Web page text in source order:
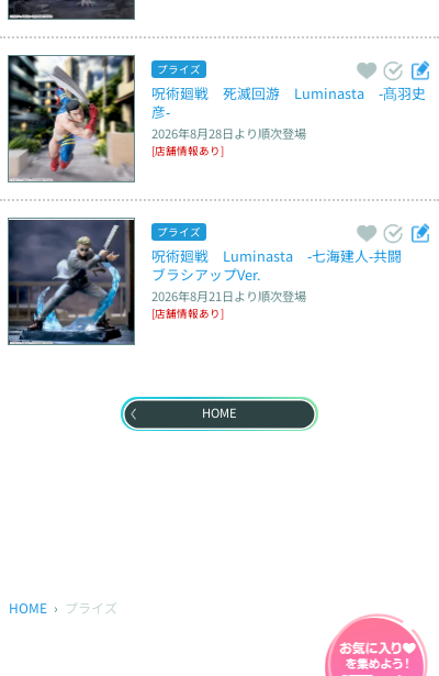
プライズ
呪術廻戦　死滅回游　Luminasta　‐髙羽史
彦‐
2026年8月28日より順次登場
[店舗情報あり]
プライズ
呪術廻戦　Luminasta　‐七海建人‐共闘
ブラシアップVer.
2026年8月21日より順次登場
[店舗情報あり]
HOME
HOME プライズ